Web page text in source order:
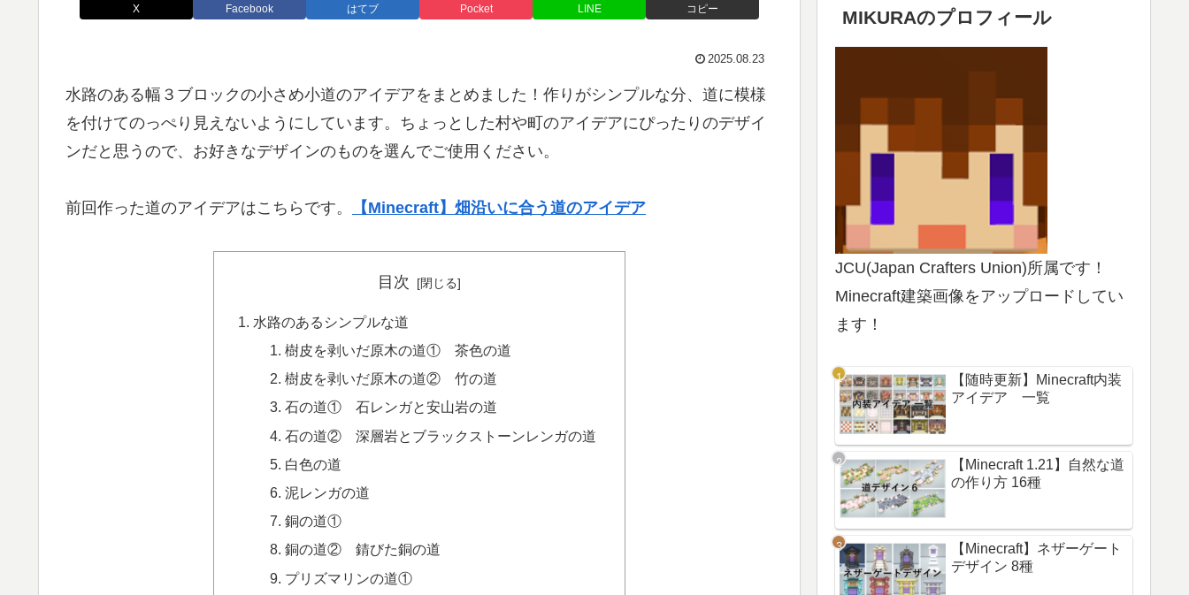
X Facebook はてブ Pocket LINE コピー
2025.08.23
水路のある幅３ブロックの小さめ小道のアイデアをまとめました！作りがシンプルな分、道に模様
を付けてのっぺり見えないようにしています。ちょっとした村や町のアイデアにぴったりのデザイ
ンだと思うので、お好きなデザインのものを選んでご使用ください。
前回作った道のアイデアはこちらです。 【Minecraft】畑沿いに合う道のアイデア
目次
水路のあるシンプルな道
樹皮を剥いだ原木の道① 茶色の道
樹皮を剥いだ原木の道② 竹の道
石の道① 石レンガと安山岩の道
石の道② 深層岩とブラックストーンレンガの道
白色の道
泥レンガの道
銅の道①
銅の道② 錆びた銅の道
プリズマリンの道①
MIKURAのプロフィール
JCU(Japan Crafters Union)所属です！
Minecraft建築画像をアップロードしてい
ます！
【随時更新】Minecraft内装
アイデア 一覧
【Minecraft 1.21】自然な道
の作り方 16種
【Minecraft】ネザーゲート
デザイン 8種